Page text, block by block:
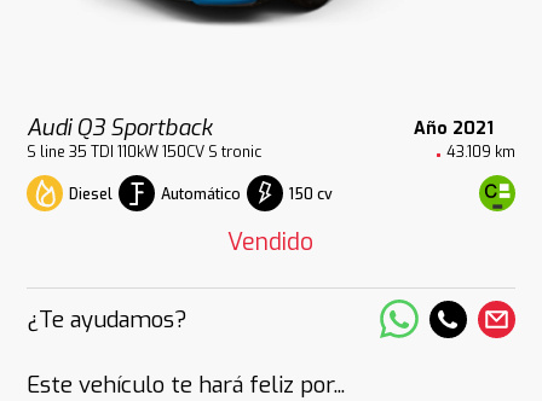
Audi Q3 Sportback Año 2021
S line 35 TDI 110kW 150CV S tronic 43.109 km
Diesel Automático 150 cv
Vendido
¿Te ayudamos?
Este vehículo te hará feliz por...